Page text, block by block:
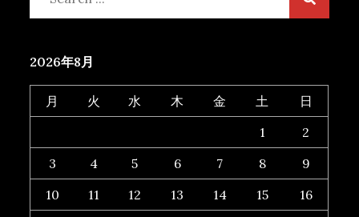
2026年8月
月 火 水 木 金 土
日
1
2
3
4 5 6 7 8
9
10
11 12 13 14 15
16